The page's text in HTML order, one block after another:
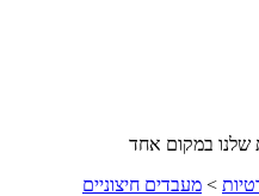
שלנו במקום אחד
> מעבדים חיצוניים